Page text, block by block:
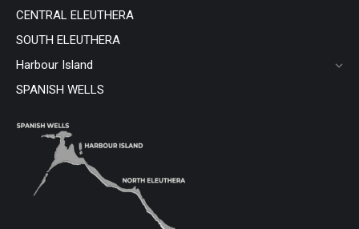
CENTRAL ELEUTHERA
SOUTH ELEUTHERA
Harbour Island
SPANISH WELLS